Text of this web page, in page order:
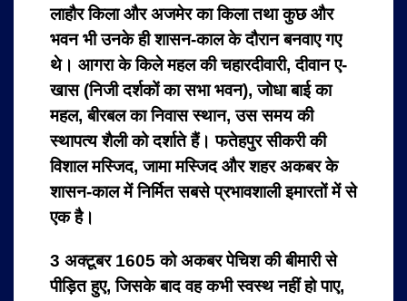
लाहौर किला और अजमेर का किला तथा कुछ और
भवन भी उनके ही शासन-काल के दौरान बनवाए गए
थे। आगरा के किले महल की चहारदीवारी, दीवान ए-
खास (निजी दर्शकों का सभा भवन), जोधा बाई का
महल, बीरबल का निवास स्थान, उस समय की
स्थापत्य शैली को दर्शाते हैं। फतेहपुर सीकरी की
विशाल मस्जिद, जामा मस्जिद और शहर अकबर के
शासन-काल में निर्मित सबसे प्रभावशाली इमारतों में से
एक है।
3 अक्टूबर 1605 को अकबर पेचिश की बीमारी से
पीड़ित हुए, जिसके बाद वह कभी स्वस्थ नहीं हो पाए,